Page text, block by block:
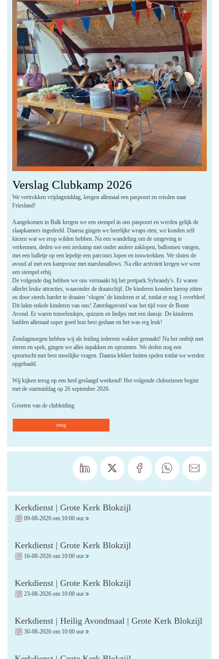
Verslag Clubkamp 2026
We vertrokken vrijdagmiddag, kregen allemaal een paspoort en reisden naar
Friesland!
Aangekomen in Balk kregen we een stempel in ons paspoort en werden gelijk de
slaapkamers ingedeeld. Daarna gingen we heerlijke wraps eten, we konden zelf
kiezen wat we erop wilden hebben. Na een wandeling om de omgeving te
verkennen, deden we een zeskamp met onder andere zaklopen, ballonnen vangen,
met een balletje op een lepeltje een parcours lopen en touwtrekken. We sloten de
avond af met een kampvuur met marshmallows. Na elke activiteit kregen we weer
een stempel erbij.
De volgende dag hebben we ons vermaakt bij het pretpark Sybrandy's. Er waren
allerlei leuke attracties, waaronder de draaischijf. De kinderen konden hierop zitten
en door steeds harder te draaien ‘vlogen’ de kinderen er af, totdat er nog 1 overbleef.
Dit lukte enkele kinderen van ons! Zaterdagavond was het tijd voor de Bonte
Avond. Er waren toneelstukjes, quizzen en liedjes met een dansje. De kinderen
hadden allemaal super goed hun best gedaan en het was erg leuk!
Zondagmorgen hebben wij als leiding iedereen wakker gemaakt! Na het ontbijt met
eieren en spek, gingen we alles inpakken en opruimen. We deden nog een
speurtocht met best moeilijke vragen. Daarna lekker buiten spelen totdat we werden
opgehaald.
Wij kijken terug op een heel geslaagd weekend! Het volgende clubseizoen begint
met de startmiddag op 26 september 2026.
Groeten van de clubleiding
terug
Kerkdienst | Grote Kerk Blokzijl
09-08-2026 om 10:00 uur
Kerkdienst | Grote Kerk Blokzijl
16-08-2026 om 10:00 uur
Kerkdienst | Grote Kerk Blokzijl
23-08-2026 om 10:00 uur
Kerkdienst | Heilig Avondmaal | Grote Kerk Blokzijl
30-08-2026 om 10:00 uur